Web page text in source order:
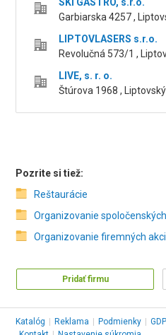
Garbiarska 4257 ,
LIPTOVLASERS s.r.o.
Revolučná 573/1 ,
LIVE, s. r. o.
Štúrova 1968 ,
Pozrite si tiež:
Reštaurácie
Organizovanie
Organizovanie firemných
Pridať firmu
Katalóg Reklama Podmienky